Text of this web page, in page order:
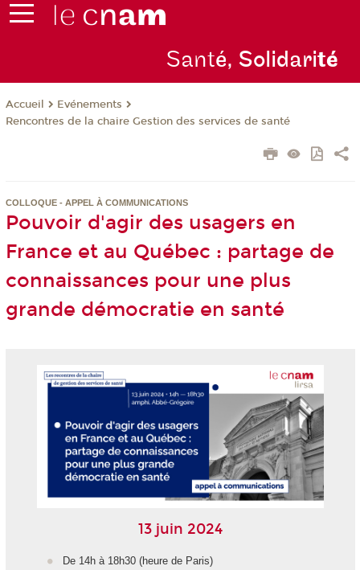
Santé, Solidarité
Accueil
Evénements
Rencontres de la chaire Gestion des services de santé
COLLOQUE - APPEL À COMMUNICATIONS
Pouvoir d'agir des usagers en
France et au Québec : partage de
connaissances pour une plus
grande démocratie en santé
13 juin 2024
De 14h à 18h30 (heure de Paris)